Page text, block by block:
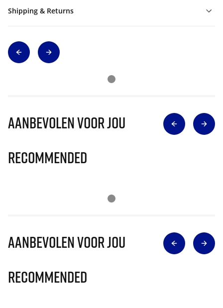
Shipping & Returns
Aanbevolen voor jou
Recommended
Aanbevolen voor jou
Recommended